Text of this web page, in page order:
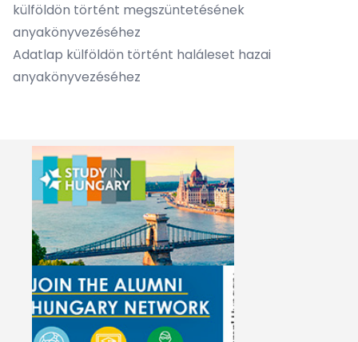
külföldön történt megszüntetésének
anyakönyvezéséhez
Adatlap külföldön történt haláleset hazai
anyakönyvezéséhez